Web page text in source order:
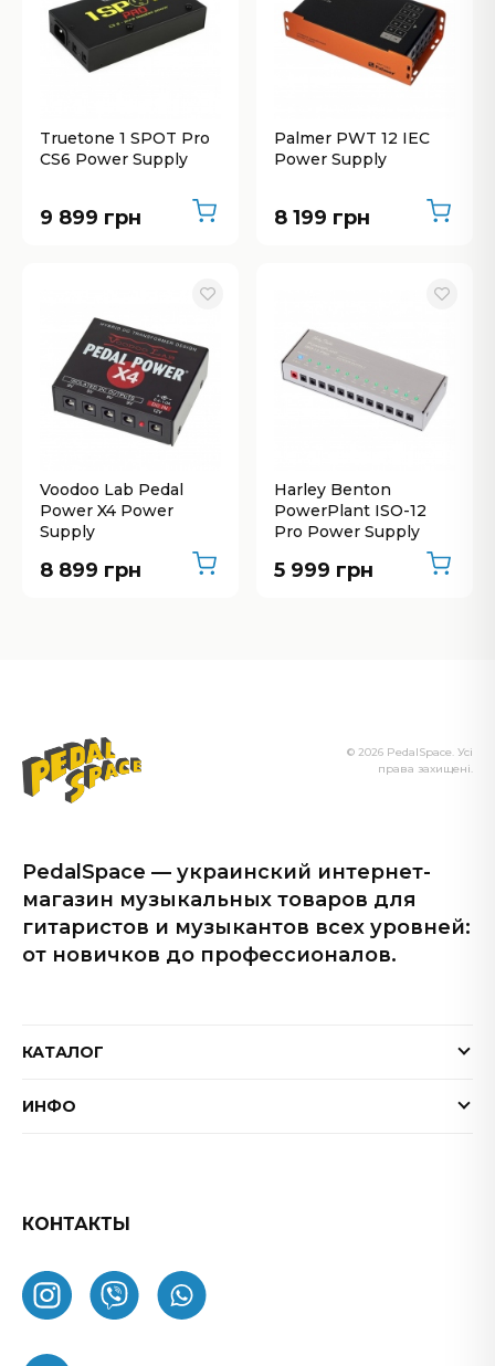
Truetone 1 SPOT Pro
CS6 Power Supply
9 899 грн
Palmer PWT 12 IEC
Power Supply
8 199 грн
Voodoo Lab Pedal
Power X4 Power
Supply
8 899 грн
Harley Benton
PowerPlant ISO-12
Pro Power Supply
5 999 грн
PedalSpace — украинский интернет-
магазин музыкальных товаров для
гитаристов и музыкантов всех уровней:
от новичков до профессионалов.
© 2026 PedalSpace. Усі
права захищені.
КАТАЛОГ
Электрогитары
Процессоры эффектов
Усилители
Комбоусилители
ИНФО
Обмен и возврат товара
Как заказать
О нас
КОНТАКТЫ